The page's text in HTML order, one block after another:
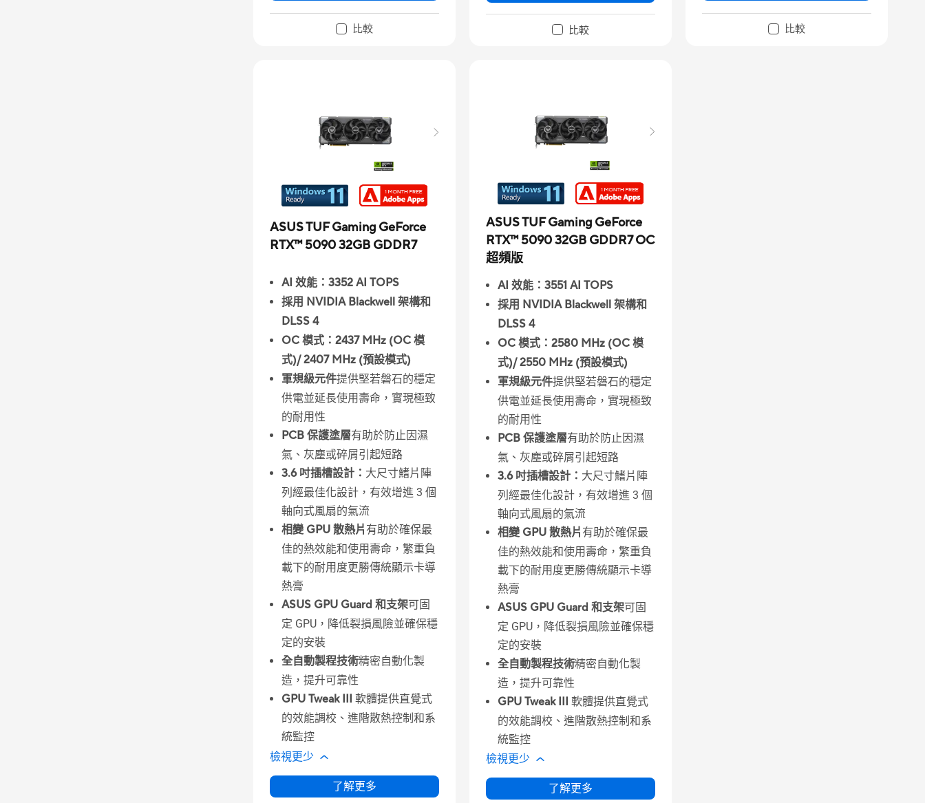
比較 比較 比較
ASUS TUF Gaming GeForce
RTX™ 5090 32GB GDDR7
AI 效能：3352 AI TOPS
採用 NVIDIA Blackwell 架構和
DLSS 4
OC 模式：2437 MHz (OC 模
式)/ 2407 MHz (預設模式)
軍規級元件提供堅若磐石的穩定
供電並延長使用壽命，實現極致
的耐用性
PCB 保護塗層有助於防止因濕
氣、灰塵或碎屑引起短路
3.6 吋插槽設計： 大尺寸鰭片陣
列經最佳化設計，有效增進 3 個
軸向式風扇的氣流
相變 GPU 散熱片 有助於確保最
佳的熱效能和使用壽命，繁重負
載下的耐用度更勝傳統顯示卡導
熱膏
ASUS GPU Guard 和支架可固
定 GPU，降低裂損風險並確保穩
定的安裝
全自動製程技術精密自動化製
造，提升可靠性
GPU Tweak III 軟體提供直覺式
的效能調校、進階散熱控制和系
統監控
檢視更少
了解更多
ASUS TUF Gaming GeForce
RTX™ 5090 32GB GDDR7 OC
超頻版
AI 效能：3551 AI TOPS
採用 NVIDIA Blackwell 架構和
DLSS 4
OC 模式：2580 MHz (OC 模
式)/ 2550 MHz (預設模式)
軍規級元件提供堅若磐石的穩定
供電並延長使用壽命，實現極致
的耐用性
PCB 保護塗層有助於防止因濕
氣、灰塵或碎屑引起短路
3.6 吋插槽設計： 大尺寸鰭片陣
列經最佳化設計，有效增進 3 個
軸向式風扇的氣流
相變 GPU 散熱片 有助於確保最
佳的熱效能和使用壽命，繁重負
載下的耐用度更勝傳統顯示卡導
熱膏
ASUS GPU Guard 和支架可固
定 GPU，降低裂損風險並確保穩
定的安裝
全自動製程技術精密自動化製
造，提升可靠性
GPU Tweak III 軟體提供直覺式
的效能調校、進階散熱控制和系
統監控
檢視更少
了解更多